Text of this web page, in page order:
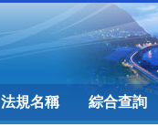
法規名稱 綜合查詢